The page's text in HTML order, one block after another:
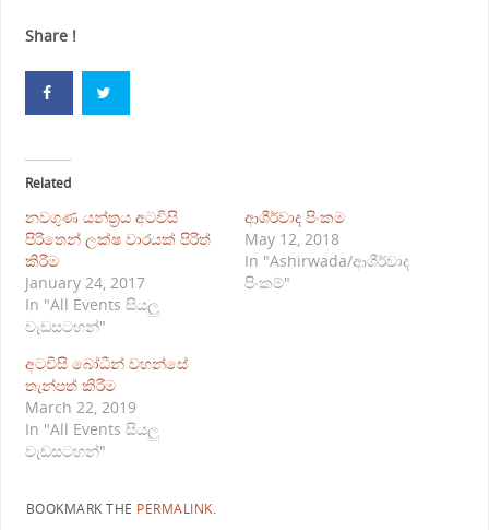
Share !
Related
නවගුණ යන්ත්‍රය අටවිසි
පිරිතෙන් ලක්ෂ වාරයක් පිරිත්
කිරීම
January 24, 2017
In "All Events සියලු
වැඩසටහන්"
ආශීර්වාද පිංකම
May 12, 2018
In "Ashirwada/ආශීර්වාද
පිංකම්"
අටවිසි බෝධීන් වහන්සේ
තැන්පත් කිරීම
March 22, 2019
In "All Events සියලු
වැඩසටහන්"
BOOKMARK THE PERMALINK.